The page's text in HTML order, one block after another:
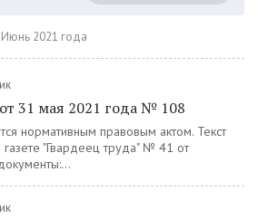
2021 года
31 мая 2021 года № 108
нормативным правовым актом. Текст
"Гвардеец труда" № 41 от